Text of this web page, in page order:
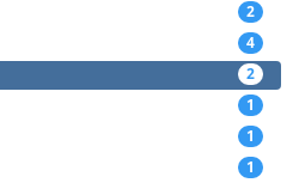
2
4
2
1
1
1